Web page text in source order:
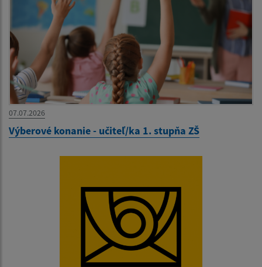
07.07.2026
Výberové konanie - učiteľ/ka 1. stupňa ZŠ